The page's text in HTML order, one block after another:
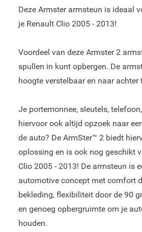
Deze Armster armsteun is ideaal
je Renault Clio 2005 - 2013!
Voordeel van deze Armster 2
spullen in kunt opbergen. De
hoogte verstelbaar en naar achter
Je portemonnee, sleutels,
hiervoor ook altijd opzoek naar
de auto? De ArmSter™ 2 biedt
oplossing en is ook nog geschikt
Clio 2005 - 2013! De armsteun is
automotive concept met comfort
bekleding, flexibiliteit door de 90
en genoeg opbergruimte om je
houden.